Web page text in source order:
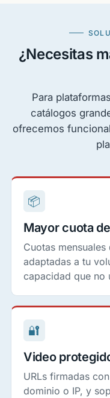
¿Necesitas
Para
catálogos
ofrecemos
📦
Mayor cuota
Cuotas
adaptadas a tu
capacidad que no
🔐
Video
URLs firmadas
dominio o IP, y